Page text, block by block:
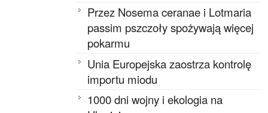
Przez Nosema ceranae i Lotmaria
passim pszczoły spożywają więcej
pokarmu
Unia Europejska zaostrza kontrolę
importu miodu
1000 dni wojny i ekologia na